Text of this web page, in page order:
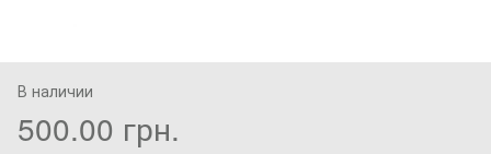
В наличии
500.00 грн.